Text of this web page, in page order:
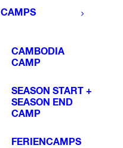
CAMPS
CAMBODIA
CAMP
SEASON START +
SEASON END
CAMP
FERIENCAMPS